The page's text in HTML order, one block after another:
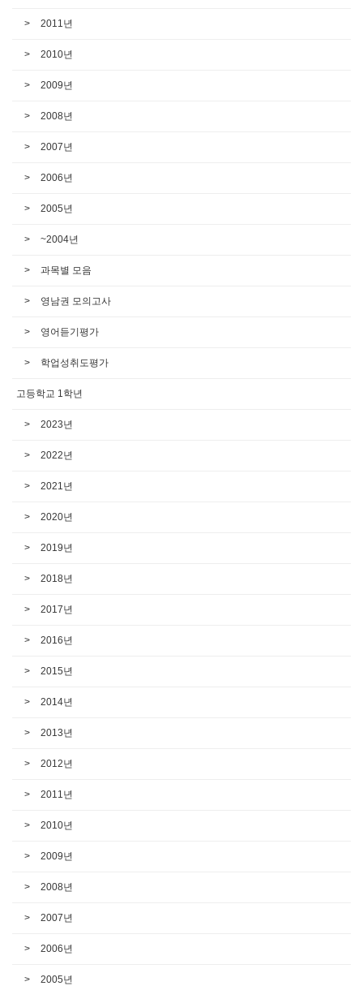
2011년
2010년
2009년
2008년
2007년
2006년
2005년
~2004년
과목별 모음
영남권 모의고사
영어듣기평가
학업성취도평가
고등학교 1학년
2023년
2022년
2021년
2020년
2019년
2018년
2017년
2016년
2015년
2014년
2013년
2012년
2011년
2010년
2009년
2008년
2007년
2006년
2005년